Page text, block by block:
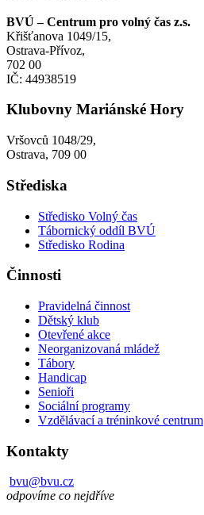
BVÚ – Centrum pro volný čas z.s.
Křišťanova 1049/15,
Ostrava-Přívoz,
702 00
IČ: 44938519
Klubovny Mariánské Hory
Vršovců 1048/29,
Ostrava, 709 00
Střediska
Středisko Volný čas
Tábornický oddíl BVÚ
Středisko Rodina
Činnosti
Pravidelná činnost
Dětský klub
Otevřené akce
Neorganizovaná mládež
Tábory
Handicap
Senioři
Sociální programy
Vzdělávací a tréninkové centrum
Kontakty
bvu@bvu.cz
odpovíme co nejdříve